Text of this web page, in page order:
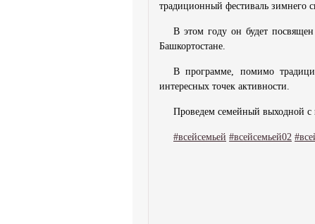
традиционный фестиваль зимнего
В этом году он будет
Башкортостане.
В программе, помимо
интересных точек активности.
Проведем семейный выходной с
#всейсемьей #всейсемьей02